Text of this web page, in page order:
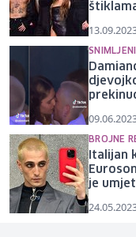
BROJNE
Italijan
je